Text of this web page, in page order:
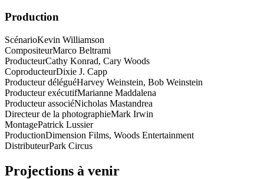
Production
ScénarioKevin Williamson
CompositeurMarco Beltrami
ProducteurCathy Konrad, Cary Woods
CoproducteurDixie J. Capp
Producteur déléguéHarvey Weinstein, Bob Weinstein
Producteur exécutifMarianne Maddalena
Producteur associéNicholas Mastandrea
Directeur de la photographieMark Irwin
MontagePatrick Lussier
ProductionDimension Films, Woods Entertainment
DistributeurPark Circus
Projections à venir